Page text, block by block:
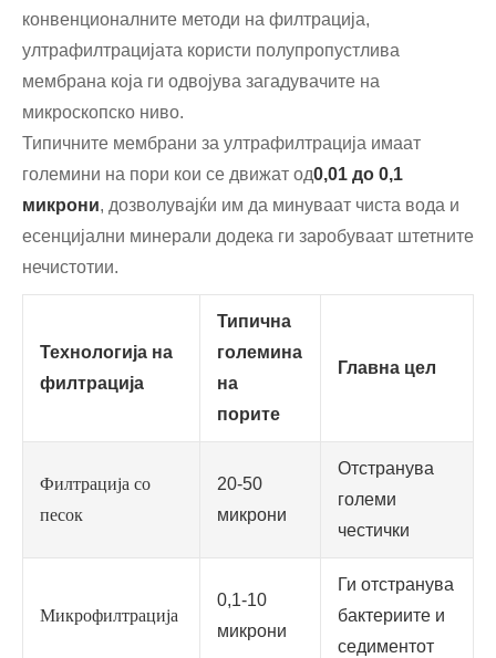
конвенционалните методи на филтрација,
ултрафилтрацијата користи полупропустлива
мембрана која ги одвојува загадувачите на
микроскопско ниво.
Типичните мембрани за ултрафилтрација имаат
големини на пори кои се движат од0,01 до 0,1
микрони, дозволувајќи им да минуваат чиста вода и
есенцијални минерали додека ги заробуваат штетните
нечистотии.
Технологија на
филтрација
Типична
големина
на
порите
Главна цел
Филтрација со
песок
20-50
микрони
Отстранува
големи
честички
Микрофилтрација
0,1-10
микрони
Ги отстранува
бактериите и
седиментот